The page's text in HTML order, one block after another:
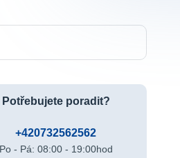
Potřebujete poradit?
+420732562562
Po - Pá: 08:00 - 19:00hod